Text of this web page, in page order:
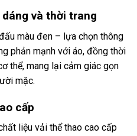
và thời trang
màu đen – lựa chọn thông
phản mạnh với áo, đồng thời
thể, mang lại cảm giác gọn
mặc.
cấp
liệu vải thể thao cao cấp